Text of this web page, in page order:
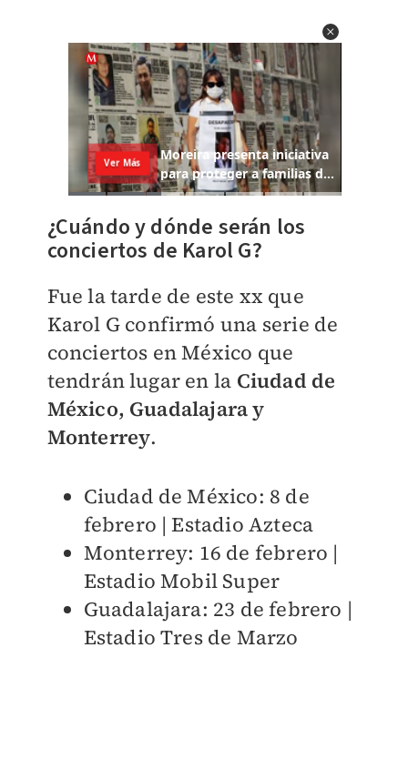
¿Cuándo y dónde serán los
conciertos de Karol G?
Fue la tarde de este xx que
Karol G confirmó una serie de
conciertos en México que
tendrán lugar en la Ciudad de
México, Guadalajara y
Monterrey.
Ciudad de México: 8 de
febrero | Estadio Azteca
Monterrey: 16 de febrero |
Estadio Mobil Super
Guadalajara: 23 de febrero |
Estadio Tres de Marzo